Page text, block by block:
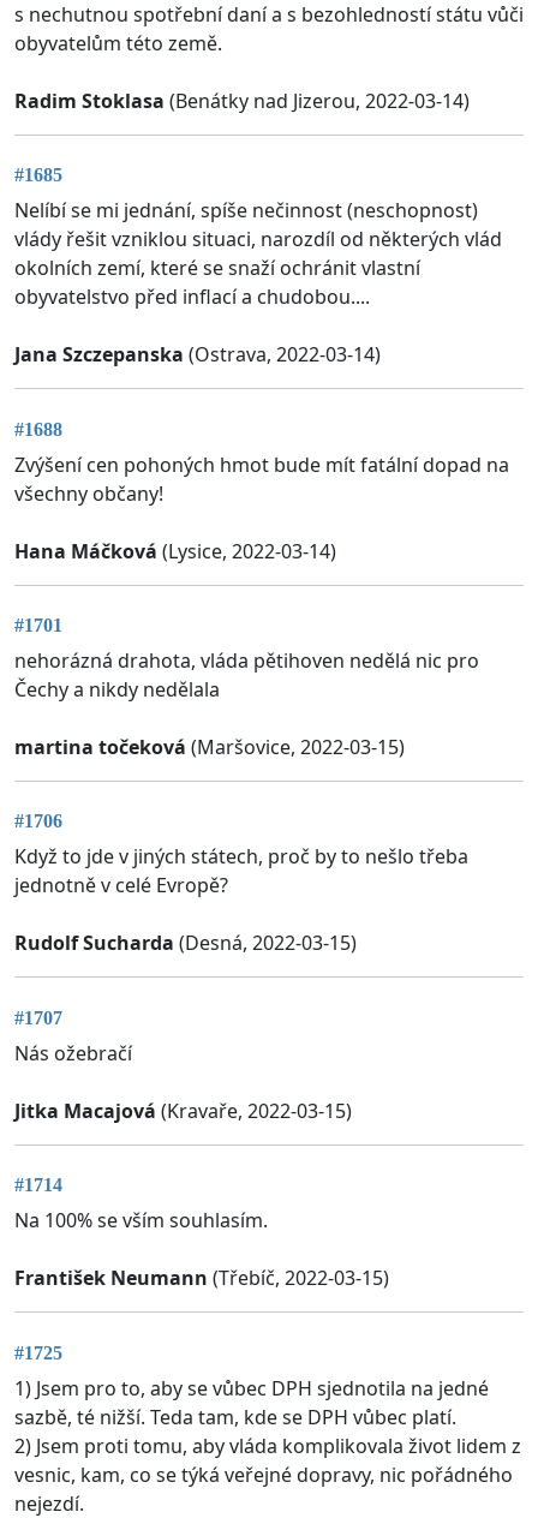
s nechutnou spotřební daní a s bezohledností státu vůči
obyvatelům této země.
Radim Stoklasa (Benátky nad Jizerou, 2022-03-14)
#1685
Nelíbí se mi jednání, spíše nečinnost (neschopnost)
vlády řešit vzniklou situaci, narozdíl od některých vlád
okolních zemí, které se snaží ochránit vlastní
obyvatelstvo před inflací a chudobou....
Jana Szczepanska (Ostrava, 2022-03-14)
#1688
Zvýšení cen pohoných hmot bude mít fatální dopad na
všechny občany!
Hana Máčková (Lysice, 2022-03-14)
#1701
nehorázná drahota, vláda pětihoven nedělá nic pro
Čechy a nikdy nedělala
martina točeková (Maršovice, 2022-03-15)
#1706
Když to jde v jiných státech, proč by to nešlo třeba
jednotně v celé Evropě?
Rudolf Sucharda (Desná, 2022-03-15)
#1707
Nás ožebračí
Jitka Macajová (Kravaře, 2022-03-15)
#1714
Na 100% se vším souhlasím.
František Neumann (Třebíč, 2022-03-15)
#1725
1) Jsem pro to, aby se vůbec DPH sjednotila na jedné
sazbě, té nižší. Teda tam, kde se DPH vůbec platí.
2) Jsem proti tomu, aby vláda komplikovala život lidem z
vesnic, kam, co se týká veřejné dopravy, nic pořádného
nejezdí.